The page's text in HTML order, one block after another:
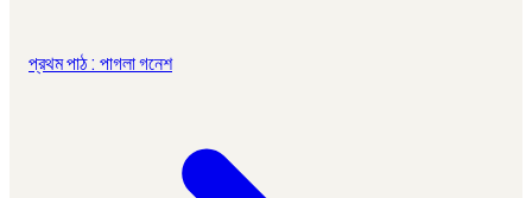
প্রথম পাঠ : পাগলা গনেশ